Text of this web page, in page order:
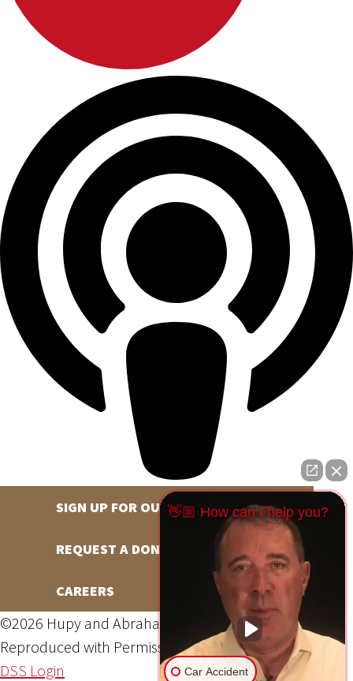
SIGN UP FOR OUR NEWSLETTER
REQUEST A DONATION
CAREERS
©2026 Hupy and Abraham, S.C., All Rights Reserved,
Reproduced with PermissionPrivacy Policy
Site Map
DSS Login
👋🏼 How can I help you?
Car Accident